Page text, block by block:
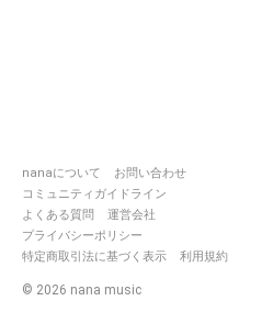
nanaについて
お問い合わせ
コミュニティガイドライン
よくある質問
運営会社
プライバシーポリシー
特定商取引法に基づく表示
利用規約
© 2026 nana music